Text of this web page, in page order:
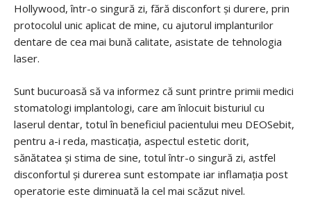
Hollywood, într-o singură zi, fără disconfort și durere, prin
protocolul unic aplicat de mine, cu ajutorul implanturilor
dentare de cea mai bună calitate, asistate de tehnologia
laser.
Sunt bucuroasă să va informez că sunt printre primii medici
stomatologi implantologi, care am înlocuit bisturiul cu
laserul dentar, totul în beneficiul pacientului meu DEOSebit,
pentru a-i reda, masticația, aspectul estetic dorit,
sănătatea și stima de sine, totul într-o singură zi, astfel
disconfortul și durerea sunt estompate iar inflamația post
operatorie este diminuată la cel mai scăzut nivel.